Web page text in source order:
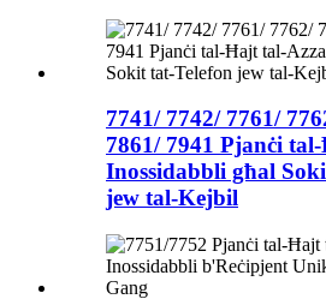
7741/ 7742/ 7761/
7861/ 7941 Pjanċi
Inossidabbli għal
jew tal-Kejbil